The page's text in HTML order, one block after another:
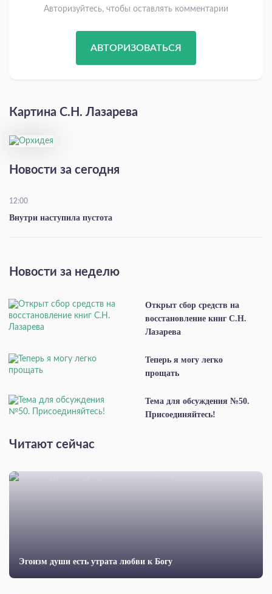
Авторизуйтесь, чтобы оставлять комментарии
АВТОРИЗОВАТЬСЯ
Картина С.Н. Лазарева
Новости за сегодня
12:00
Внутри наступила пустота
Новости за неделю
Открыт сбор средств на
восстановление книг С.Н.
Лазарева
Теперь я могу легко
прощать
Тема для обсуждения №50.
Присоединяйтесь!
Читают сейчас
Эгоизм души есть утрата любви к Богу